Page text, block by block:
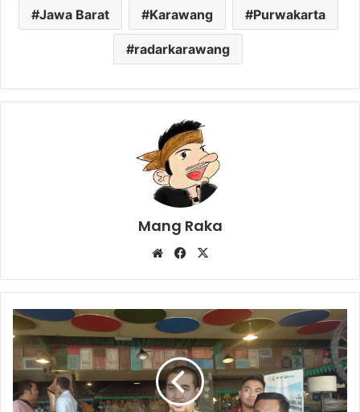
Jawa Barat Karawang Purwakarta
radarkarawang
Mang Raka
WebsiteFacebook
Imigrasi
Karawang
Deportasi
10
WNA